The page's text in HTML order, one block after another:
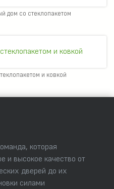
дом со стеклопакетом
и ковкой
которая
и высокое качество от
дверей до их
силами